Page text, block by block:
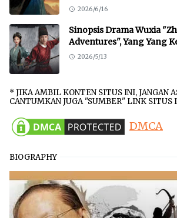
2026/6/16
Sinopsis Drama Wuxia
Adventures", Yang Yang
2026/5/13
* JIKA AMBIL KONTEN SITUS INI, JANGAN
CANTUMKAN JUGA "SUMBER" LINK SITUS
DMCA
BIOGRAPHY